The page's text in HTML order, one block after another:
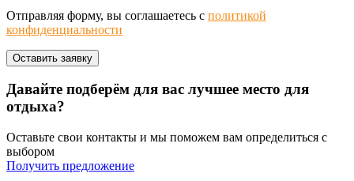
Отправляя форму, вы соглашаетесь с политикой
конфиденциальности
Давайте подберём для вас лучшее место для
отдыха?
Оставьте свои контакты и мы поможем вам определиться с
выбором
Получить предложение